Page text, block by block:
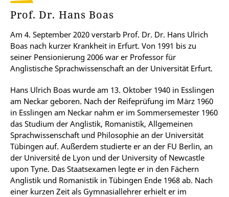
Prof. Dr. Hans Boas
Am 4. September 2020 verstarb Prof. Dr. Dr. Hans Ulrich
Boas nach kurzer Krankheit in Erfurt. Von 1991 bis zu
seiner Pensionierung 2006 war er Professor für
Anglistische Sprachwissenschaft an der Universität Erfurt.
Hans Ulrich Boas wurde am 13. Oktober 1940 in Esslingen
am Neckar geboren. Nach der Reifeprüfung im März 1960
in Esslingen am Neckar nahm er im Sommersemester 1960
das Studium der Anglistik, Romanistik, Allgemeinen
Sprachwissenschaft und Philosophie an der Universität
Tübingen auf. Außerdem studierte er an der FU Berlin, an
der Université de Lyon und der University of Newcastle
upon Tyne. Das Staatsexamen legte er in den Fächern
Anglistik und Romanistik in Tübingen Ende 1968 ab. Nach
einer kurzen Zeit als Gymnasiallehrer erhielt er im